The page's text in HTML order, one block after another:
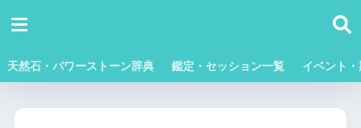
天然石・パワーストーン辞典 鑑定・セッション一覧 イベント